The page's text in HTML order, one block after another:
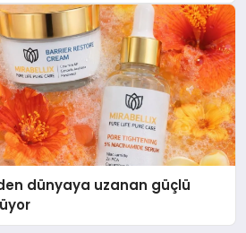
dünyaya uzanan güçlü